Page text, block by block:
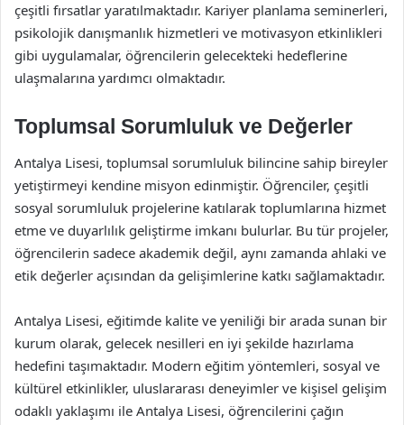
çeşitli fırsatlar yaratılmaktadır. Kariyer planlama seminerleri,
psikolojik danışmanlık hizmetleri ve motivasyon etkinlikleri
gibi uygulamalar, öğrencilerin gelecekteki hedeflerine
ulaşmalarına yardımcı olmaktadır.
Toplumsal Sorumluluk ve Değerler
Antalya Lisesi, toplumsal sorumluluk bilincine sahip bireyler
yetiştirmeyi kendine misyon edinmiştir. Öğrenciler, çeşitli
sosyal sorumluluk projelerine katılarak toplumlarına hizmet
etme ve duyarlılık geliştirme imkanı bulurlar. Bu tür projeler,
öğrencilerin sadece akademik değil, aynı zamanda ahlaki ve
etik değerler açısından da gelişimlerine katkı sağlamaktadır.
Antalya Lisesi, eğitimde kalite ve yeniliği bir arada sunan bir
kurum olarak, gelecek nesilleri en iyi şekilde hazırlama
hedefini taşımaktadır. Modern eğitim yöntemleri, sosyal ve
kültürel etkinlikler, uluslararası deneyimler ve kişisel gelişim
odaklı yaklaşımı ile Antalya Lisesi, öğrencilerini çağın